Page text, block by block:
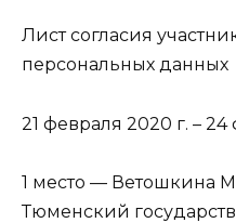
Лист согласия
персональных данных
21 февраля 2020 г. –
1 место — Ветошкина
Тюменский